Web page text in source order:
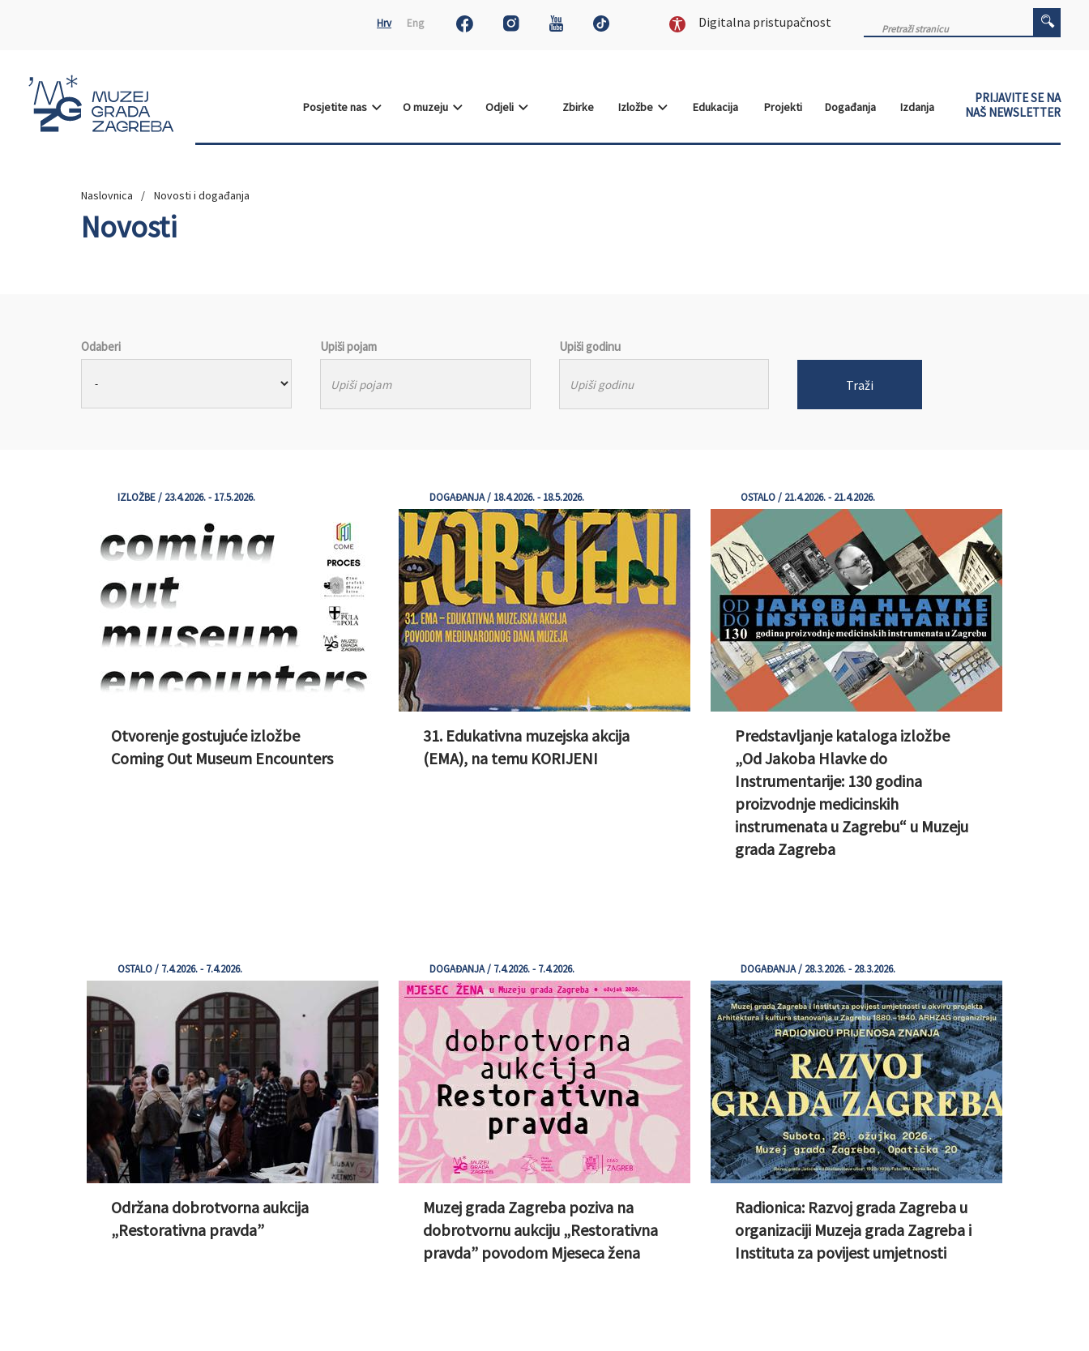
Hrv Eng Digitalna pristupačnost
Posjetite nas O muzeju Odjeli Zbirke Izložbe Edukacija Projekti Događanja Izdanja
PRIJAVITE SE NA
NAŠ NEWSLETTER
Naslovnica Novosti i događanja
Novosti
Odaberi Upiši pojam Upiši godinu
Traži
IZLOŽBE / 23.4.2026. - 17.5.2026.
Otvorenje gostujuće izložbe
Coming Out Museum Encounters
DOGAĐANJA / 18.4.2026. - 18.5.2026.
31. Edukativna muzejska akcija
(EMA), na temu KORIJENI
OSTALO / 21.4.2026. - 21.4.2026.
Predstavljanje kataloga izložbe
„Od Jakoba Hlavke do
Instrumentarije: 130 godina
proizvodnje medicinskih
instrumenata u Zagrebu“ u Muzeju
grada Zagreba
OSTALO / 7.4.2026. - 7.4.2026.
Održana dobrotvorna aukcija
„Restorativna pravda”
DOGAĐANJA / 7.4.2026. - 7.4.2026.
Muzej grada Zagreba poziva na
dobrotvornu aukciju „Restorativna
pravda” povodom Mjeseca žena
DOGAĐANJA / 28.3.2026. - 28.3.2026.
Radionica: Razvoj grada Zagreba u
organizaciji Muzeja grada Zagreba i
Instituta za povijest umjetnosti